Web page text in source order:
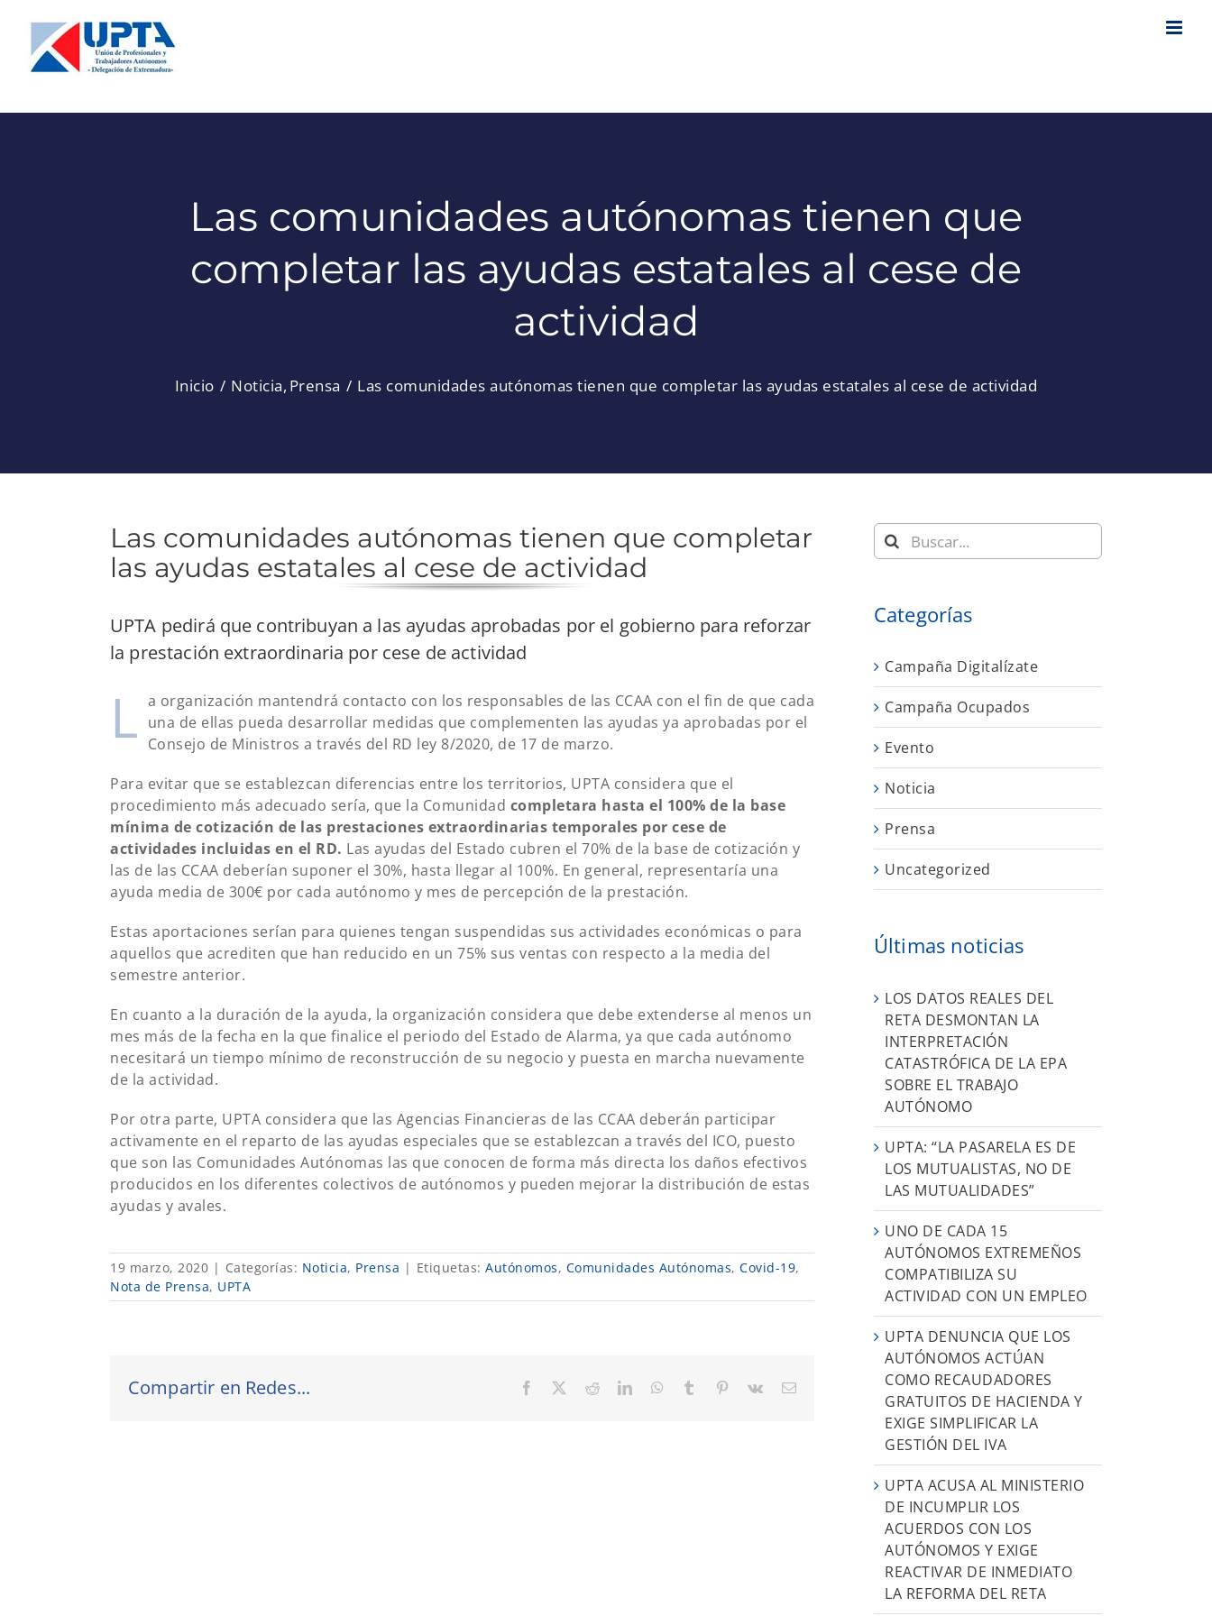
contenido
Las comunidades autónomas tienen que
completar las ayudas estatales al cese de
actividad
Inicio Noticia Prensa Las comunidades autónomas tienen que completar las ayudas estatales al cese de actividad
Las comunidades autónomas tienen que completar
las ayudas estatales al cese de actividad
UPTA pedirá que contribuyan a las ayudas aprobadas por el gobierno para reforzar
la prestación extraordinaria por cese de actividad
L a organización mantendrá contacto con los responsables de las CCAA con el fin de que cada
una de ellas pueda desarrollar medidas que complementen las ayudas ya aprobadas por el
Consejo de Ministros a través del RD ley 8/2020, de 17 de marzo.
Para evitar que se establezcan diferencias entre los territorios, UPTA considera que el
procedimiento más adecuado sería, que la Comunidad completara hasta el 100% de la base
mínima de cotización de las prestaciones extraordinarias temporales por cese de
actividades incluidas en el RD. Las ayudas del Estado cubren el 70% de la base de cotización y
las de las CCAA deberían suponer el 30%, hasta llegar al 100%. En general, representaría una
ayuda media de 300€ por cada autónomo y mes de percepción de la prestación.
Estas aportaciones serían para quienes tengan suspendidas sus actividades económicas o para
aquellos que acrediten que han reducido en un 75% sus ventas con respecto a la media del
semestre anterior.
En cuanto a la duración de la ayuda, la organización considera que debe extenderse al menos un
mes más de la fecha en la que finalice el periodo del Estado de Alarma, ya que cada autónomo
necesitará un tiempo mínimo de reconstrucción de su negocio y puesta en marcha nuevamente
de la actividad.
Por otra parte, UPTA considera que las Agencias Financieras de las CCAA deberán participar
activamente en el reparto de las ayudas especiales que se establezcan a través del ICO, puesto
que son las Comunidades Autónomas las que conocen de forma más directa los daños efectivos
producidos en los diferentes colectivos de autónomos y pueden mejorar la distribución de estas
ayudas y avales.
19 marzo, 2020 | Categorías: Noticia, Prensa | Etiquetas: Autónomos, Comunidades Autónomas, Covid-19,
Nota de Prensa, UPTA
Compartir en Redes... Facebook RedditLinkedInWhatsApp
Tumblr Pinterest
Vk
Correo
Buscar:
Categorías
Campaña Digitalízate
Campaña Ocupados
Evento
Noticia
Prensa
Uncategorized
Últimas noticias
LOS DATOS REALES DEL
RETA DESMONTAN LA
INTERPRETACIÓN
CATASTRÓFICA DE LA EPA
SOBRE EL TRABAJO
AUTÓNOMO
UPTA: “LA PASARELA ES DE
LOS MUTUALISTAS, NO DE
LAS MUTUALIDADES”
UNO DE CADA 15
AUTÓNOMOS EXTREMEÑOS
COMPATIBILIZA SU
ACTIVIDAD CON UN EMPLEO
UPTA DENUNCIA QUE LOS
AUTÓNOMOS ACTÚAN
COMO RECAUDADORES
GRATUITOS DE HACIENDA Y
EXIGE SIMPLIFICAR LA
GESTIÓN DEL IVA
UPTA ACUSA AL MINISTERIO
DE INCUMPLIR LOS
ACUERDOS CON LOS
AUTÓNOMOS Y EXIGE
REACTIVAR DE INMEDIATO
LA REFORMA DEL RETA